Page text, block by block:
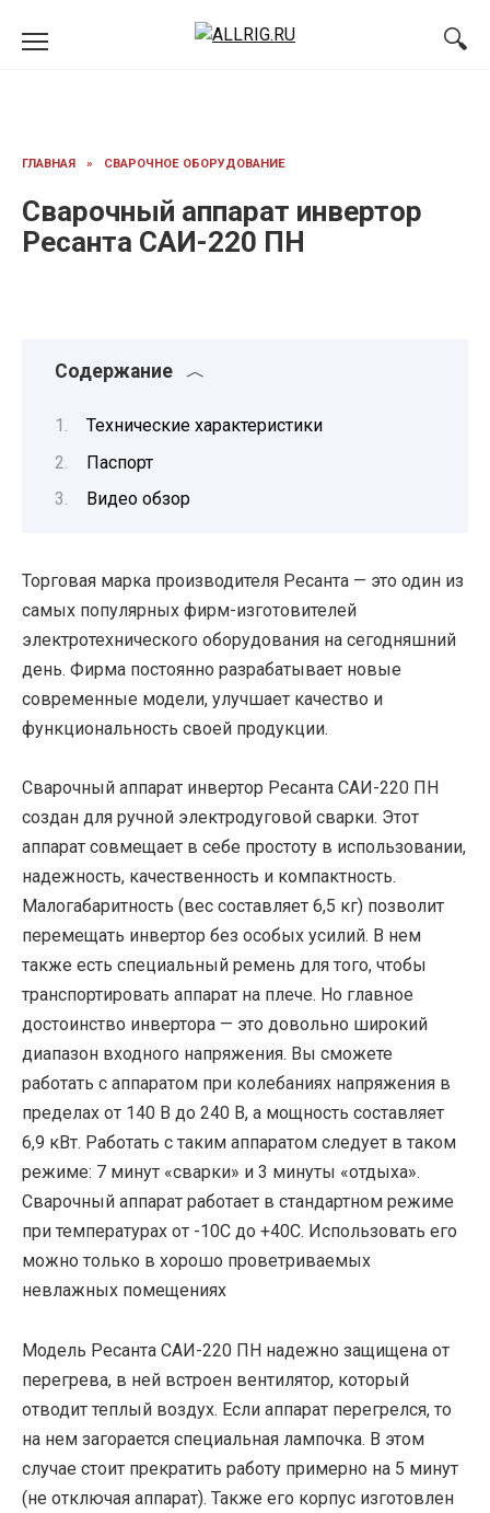
ГЛАВНАЯ » СВАРОЧНОЕ ОБОРУДОВАНИЕ
Сварочный аппарат инвертор
Ресанта САИ-220 ПН
Содержание
Технические характеристики
Паспорт
Видео обзор
Торговая марка производителя Ресанта — это один из
самых популярных фирм-изготовителей
электротехнического оборудования на сегодняшний
день. Фирма постоянно разрабатывает новые
современные модели, улучшает качество и
функциональность своей продукции.
Сварочный аппарат инвертор Ресанта САИ-220 ПН
создан для ручной электродуговой сварки. Этот
аппарат совмещает в себе простоту в использовании,
надежность, качественность и компактность.
Малогабаритность (вес составляет 6,5 кг) позволит
перемещать инвертор без особых усилий. В нем
также есть специальный ремень для того, чтобы
транспортировать аппарат на плече. Но главное
достоинство инвертора — это довольно широкий
диапазон входного напряжения. Вы сможете
работать с аппаратом при колебаниях напряжения в
пределах от 140 В до 240 В, а мощность составляет
6,9 кВт. Работать с таким аппаратом следует в таком
режиме: 7 минут «сварки» и 3 минуты «отдыха».
Сварочный аппарат работает в стандартном режиме
при температурах от -10С до +40С. Использовать его
можно только в хорошо проветриваемых
невлажных помещениях
Модель Ресанта САИ-220 ПН надежно защищена от
перегрева, в ней встроен вентилятор, который
отводит теплый воздух. Если аппарат перегрелся, то
на нем загорается специальная лампочка. В этом
случае стоит прекратить работу примерно на 5 минут
(не отключая аппарат). Также его корпус изготовлен